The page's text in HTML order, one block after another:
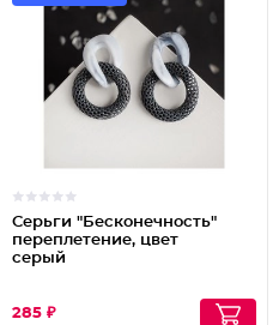
Серьги "Бесконечность"
переплетение, цвет
серый
285 ₽